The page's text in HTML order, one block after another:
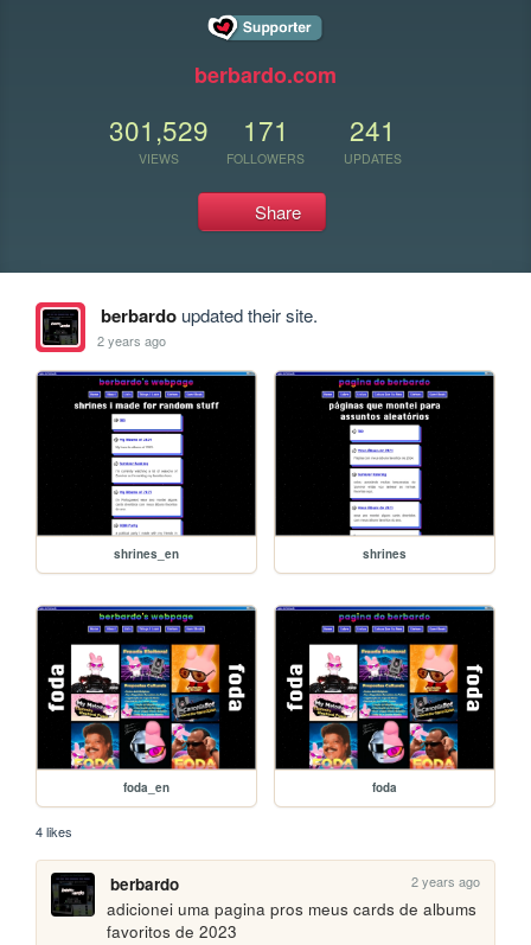
berbardo.com
301,529
VIEWS
171
FOLLOWERS
241
UPDATES
Share
berbardoupdated their site.
2 years ago
shrines_en shrines
foda_en foda
4 likes
berbardo 2 years ago
adicionei uma pagina pros meus cards de albums
favoritos de 2023